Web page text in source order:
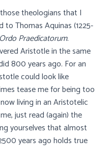
theologians that I
Thomas Aquinas (1225-
Ordo Praedicatorum.
Aristotle in the same
800 years ago. For an
could look like
tease me for being too
living in an Aristotelic
just read (again) the
yourselves that almost
years ago holds true